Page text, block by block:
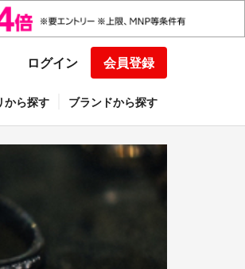
ログイン 会員登録
から探す ブランドから探す